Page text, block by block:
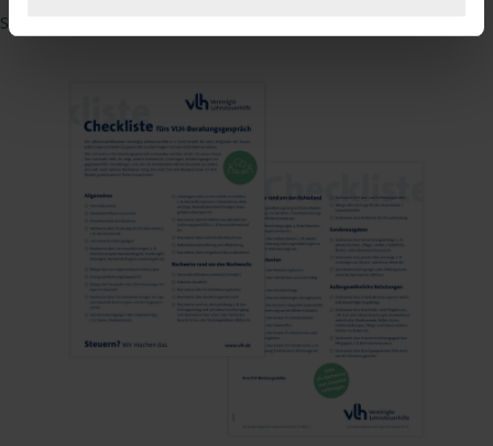
Sie auf den Pfeil neben der Sprache Deutsch klicken.